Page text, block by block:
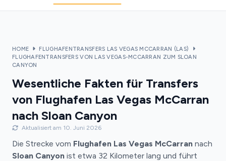
HOME
FLUGHAFENTRANSFERS LAS VEGAS MCCARRAN (LAS)
FLUGHAFENTRANSFERS VON LAS VEGAS-MCCARRAN ZUM SLOAN
CANYON
Wesentliche Fakten für Transfers
von Flughafen Las Vegas McCarran
nach Sloan Canyon
Aktualisiert am 10. Juni 2026
Die Strecke vom Flughafen Las Vegas McCarran nach
Sloan Canyon ist etwa 32 Kilometer lang und führt